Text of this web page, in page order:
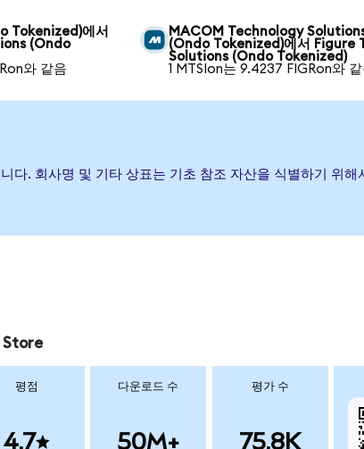
Tokenized)에서
(Ondo
와 같음
MACOM Technology
(Ondo Tokenized)에서 Figure
Solutions (Ondo Tokenized)
1 MTSIon는 9.4237 FIGRon와 같
. 회사명 및 기타 상표는 기초 참조 자산을 식별하기 위해
Store
평점
4.7
다운로드 수
50M+
평가 수
75.8K